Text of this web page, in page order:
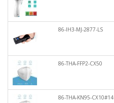
86-IH3-MJ-2877-LS
86-THA-FFP2-CX50
86-THA-KN95-CX10#14